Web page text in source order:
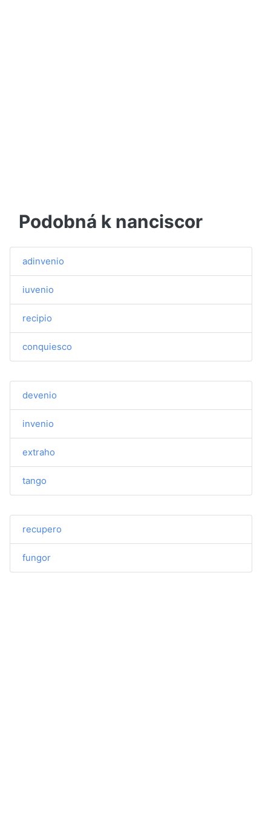
Podobná k nanciscor
adinvenio
iuvenio
recipio
conquiesco
devenio
invenio
extraho
tango
recupero
fungor